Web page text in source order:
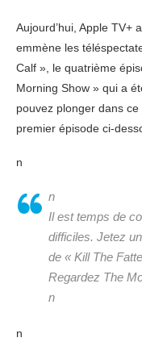
Aujourd’hui, Apple TV+
emmène les
Calf », le quatrième
Morning Show » qui a
pouvez plonger dans
premier épisode ci-
n
n
Il est temps de
difficiles. Jetez
de « Kill The
Regardez The
n
n